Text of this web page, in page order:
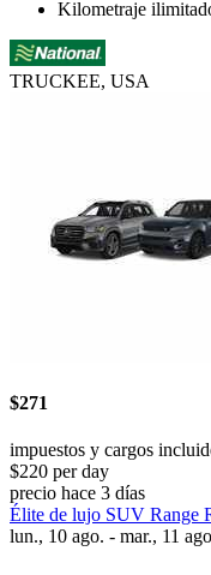
Kilometraje
TRUCKEE, USA
$271
impuestos y cargos
$220 per day
precio hace 3 días
Élite de lujo SUV Range
lun., 10 ago. - mar., 11